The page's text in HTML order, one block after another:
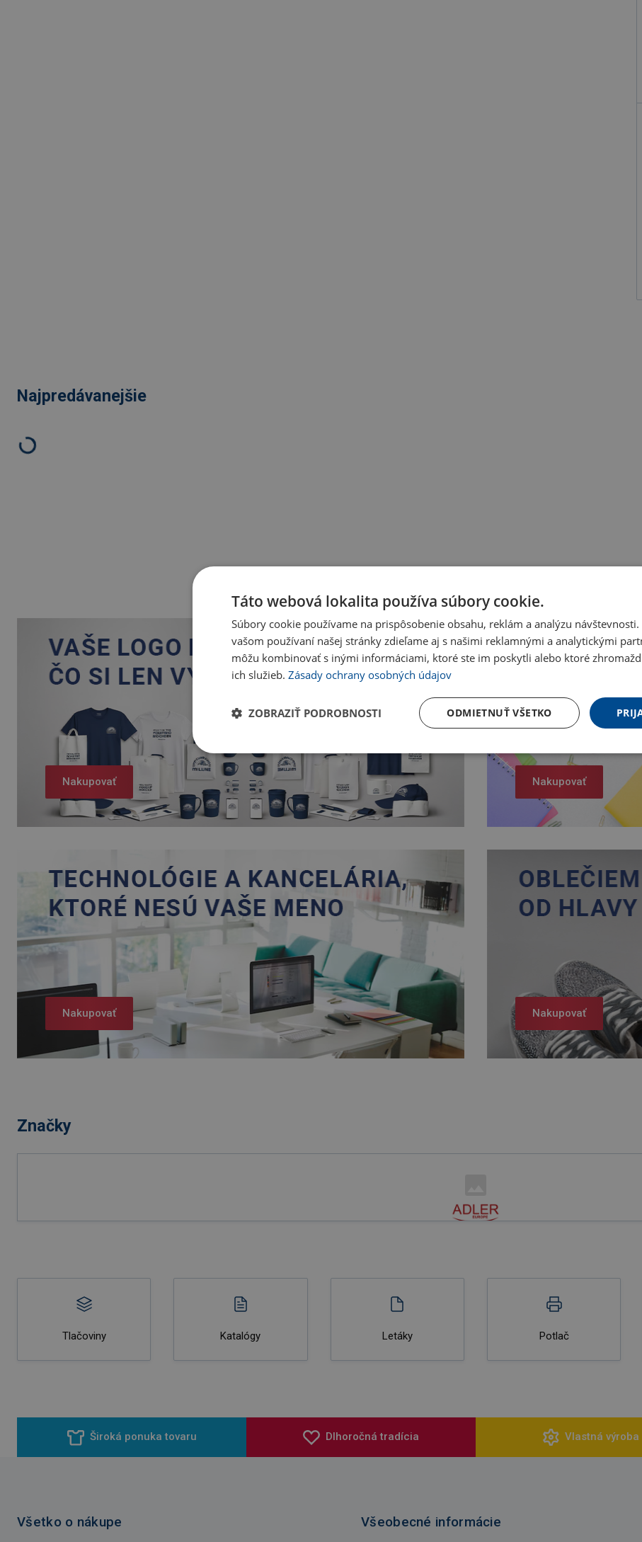
Najpredávanejšie
Nakupovať Nakupovať
Nakupovať Nakupovať
Značky
Tlačoviny Katalógy Letáky Potlač
Široká ponuka tovaru Dlhoročná tradícia Vlastná výroba
Všetko o nákupe Všeobecné informácie
Táto webová lokalita používa súbory cookie.
Súbory cookie používame na prispôsobenie obsahu, reklám a analýzu
vašom používaní našej stránky zdieľame aj s našimi reklamnými a analytickými
môžu kombinovať s inými informáciami, ktoré ste im poskytli alebo ktoré
ich služieb. Zásady ochrany osobných údajov
ODMIETNUŤ VŠETKO
ZOBRAZIŤ PODROBNOSTI